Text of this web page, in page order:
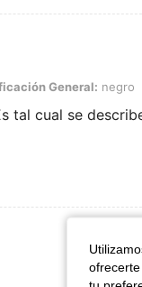
General: negro
General: negro
tal cual se